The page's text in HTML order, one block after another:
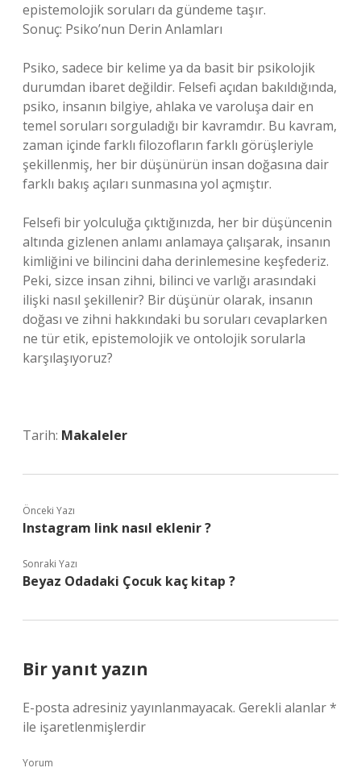
epistemolojik soruları da gündeme taşır.
Sonuç: Psiko’nun Derin Anlamları
Psiko, sadece bir kelime ya da basit bir psikolojik
durumdan ibaret değildir. Felsefi açıdan bakıldığında,
psiko, insanın bilgiye, ahlaka ve varoluşa dair en
temel soruları sorguladığı bir kavramdır. Bu kavram,
zaman içinde farklı filozofların farklı görüşleriyle
şekillenmiş, her bir düşünürün insan doğasına dair
farklı bakış açıları sunmasına yol açmıştır.
Felsefi bir yolculuğa çıktığınızda, her bir düşüncenin
altında gizlenen anlamı anlamaya çalışarak, insanın
kimliğini ve bilincini daha derinlemesine keşfederiz.
Peki, sizce insan zihni, bilinci ve varlığı arasındaki
ilişki nasıl şekillenir? Bir düşünür olarak, insanın
doğası ve zihni hakkındaki bu soruları cevaplarken
ne tür etik, epistemolojik ve ontolojik sorularla
karşılaşıyoruz?
Tarih: Makaleler
Önceki Yazı
Instagram link nasıl eklenir ?
Sonraki Yazı
Beyaz Odadaki Çocuk kaç kitap ?
Bir yanıt yazın
E-posta adresiniz yayınlanmayacak. Gerekli alanlar*
ile işaretlenmişlerdir
Yorum